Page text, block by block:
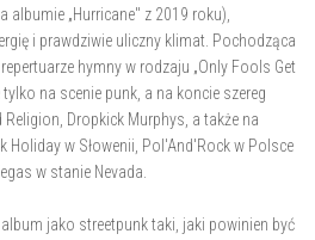
albumie „Hurricane" z 2019 roku),
i prawdziwie uliczny klimat. Pochodząca
hymny w rodzaju „Only Fools Get
na scenie punk, a na koncie szereg
Dropkick Murphys, a także na
Holiday w Słowenii, Pol'And'Rock w Polsce
w stanie Nevada.
jako streetpunk taki, jaki powinien być